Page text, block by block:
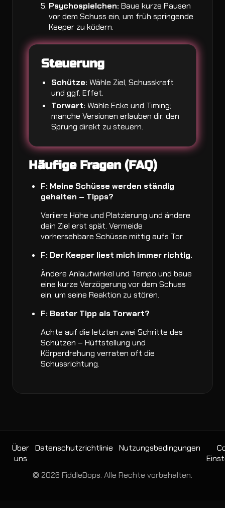
Psychospielchen: Baue kurze Pausen
vor dem Schuss ein, um früh springende
Keeper zu ködern.
Steuerung
Schütze: Wähle Ziel, Schusskraft
und ggf. Effet.
Torwart: Wähle Ecke und Timing;
manche Versionen erlauben dir, den
Sprung direkt zu steuern.
Häufige Fragen (FAQ)
F: Meine Schüsse werden ständig
gehalten – Tipps?
Variiere Höhe und Platzierung und ändere
dein Ziel erst spät. Vermeide
vorhersehbare Schüsse mittig aufs Tor.
F: Der Keeper liest mich immer richtig.
Ändere Anlaufwinkel und Tempo und baue
eine kurze Verzögerung vor dem Schuss
ein, um seine Reaktion zu stören.
F: Bester Tipp als Torwart?
Achte auf die letzten zwei Schritte des
Schützen – Hüftstellung und
Körperdrehung verraten oft die
Schussrichtung.
Über
uns
Datenschutzrichtlinie Nutzungsbedingungen
© 2026 FiddleBops. Alle Rechte vorbehalten.